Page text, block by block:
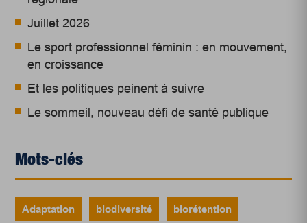
Juillet 2026
Le sport professionnel féminin : en mouvement,
en croissance
Et les politiques peinent à suivre
Le sommeil, nouveau défi de santé publique
Mots-clés
Adaptation biodiversité biorétention